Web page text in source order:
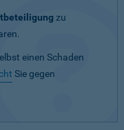
zu
einen Schaden
Sie gegen